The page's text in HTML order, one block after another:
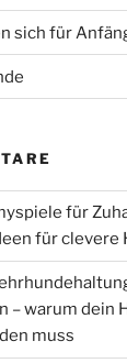
sich für
für
für clevere
– warum dein
muss